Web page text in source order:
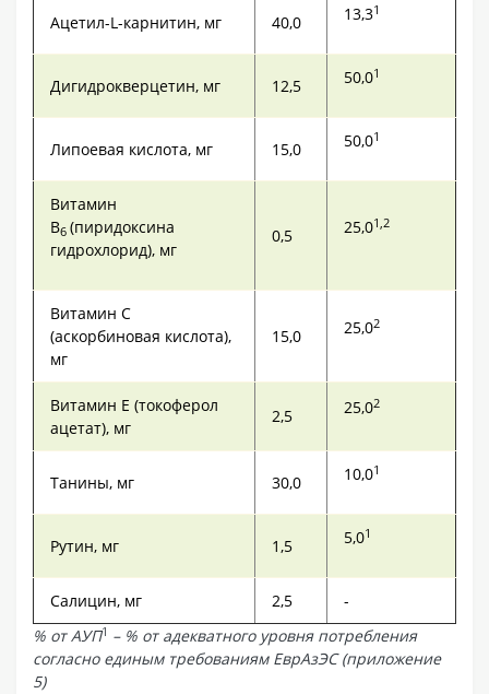
Ацетил-L-карнитин, мг 40,0 13,31
Дигидрокверцетин, мг 12,5 50,01
Липоевая кислота, мг 15,0 50,01
Витамин
В6 (пиридоксина
гидрохлорид), мг
0,5 25,01,2
Витамин С
(аскорбиновая кислота),
мг
15,0 25,02
Витамин Е (токоферол
ацетат), мг
2,5 25,02
Танины, мг 30,0 10,01
Рутин, мг 1,5 5,01
Салицин, мг 2,5
-
% от АУП1 – % от адекватного уровня потребления
согласно единым требованиям ЕврАзЭС (приложение
5)